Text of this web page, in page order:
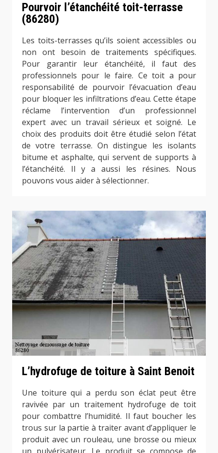
Pourvoir l’étanchéité toit-terrasse
(86280)
Les toits-terrasses qu’ils soient accessibles ou
non ont besoin de traitements spécifiques.
Pour garantir leur étanchéité, il faut des
professionnels pour le faire. Ce toit a pour
responsabilité de pourvoir l’évacuation d’eau
pour bloquer les infiltrations d’eau. Cette étape
réclame l’intervention d’un professionnel
expert avec un travail sérieux et soigné. Le
choix des produits doit être étudié selon l’état
de votre terrasse. On distingue les isolants
bitume et asphalte, qui servent de supports à
l’étanchéité. Il y a aussi les résines. Nous
pouvons vous aider à sélectionner.
L’hydrofuge de toiture à Saint Benoit
Une toiture qui a perdu son éclat peut être
ravivée par un traitement hydrofuge de toit
pour combattre l’humidité. Il faut boucher les
trous sur la partie à traiter avant d’appliquer le
produit avec un rouleau, une brosse ou mieux